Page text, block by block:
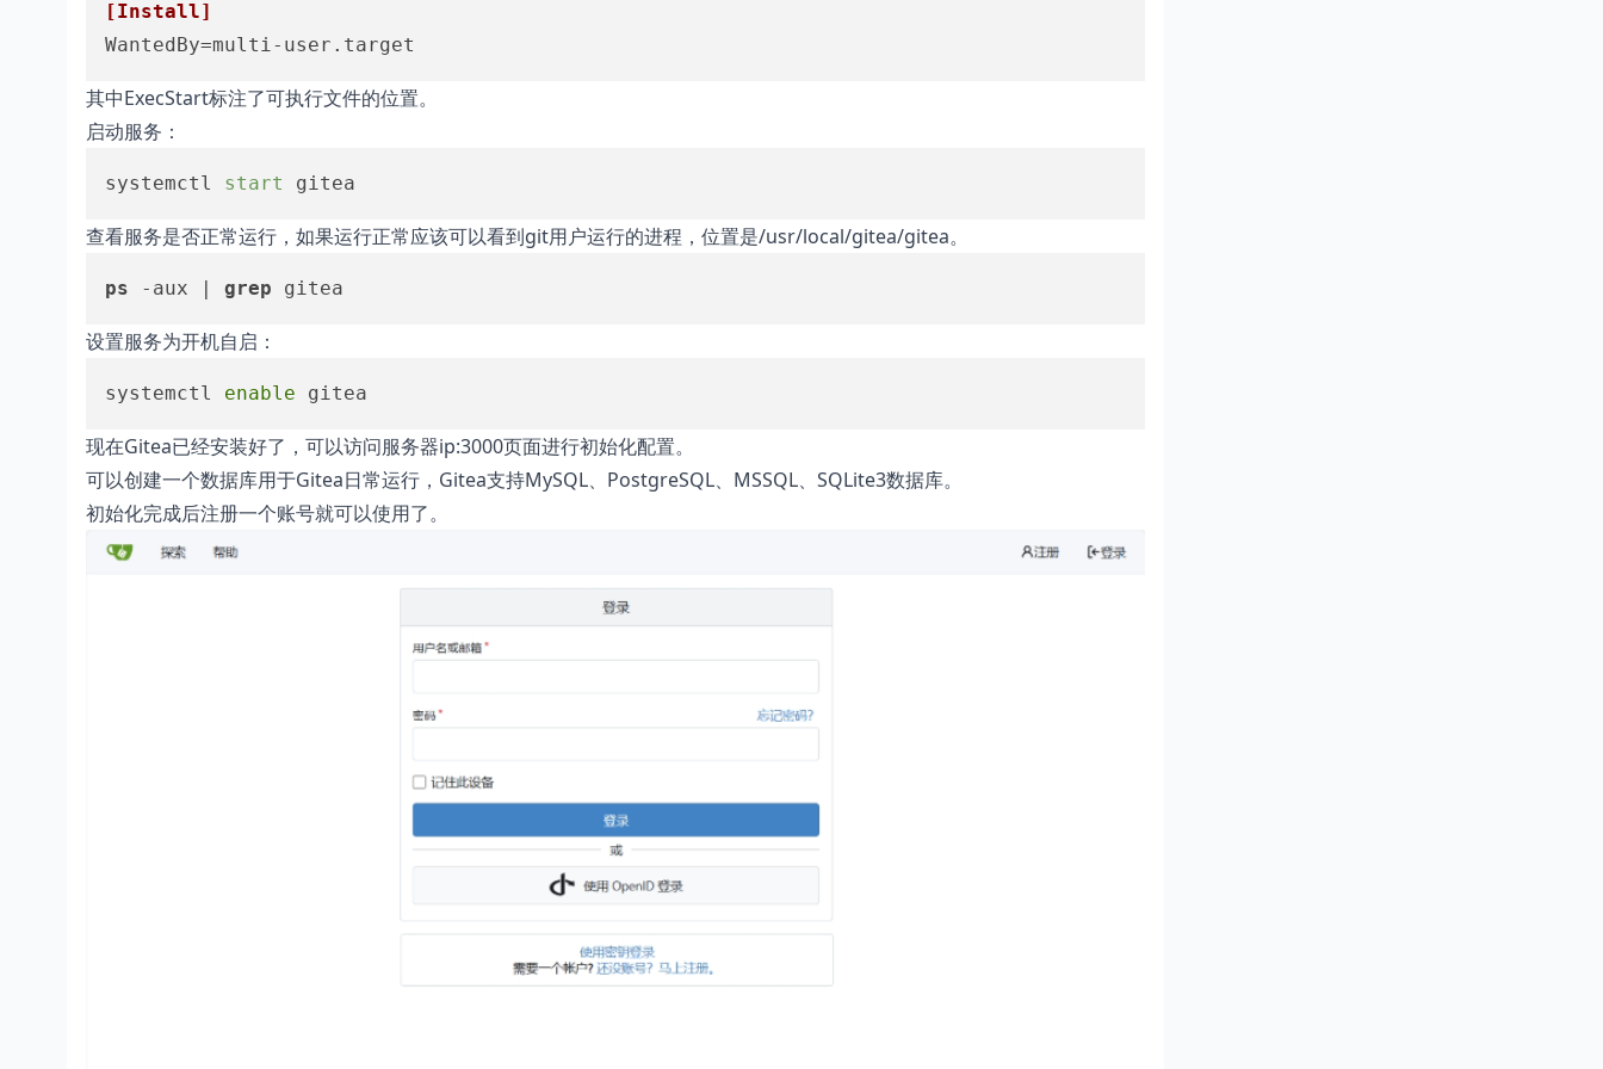
[Install]
WantedBy=multi-user.target
其中ExecStart标注了可执行文件的位置。
启动服务：
systemctl start gitea
查看服务是否正常运行，如果运行正常应该可以看到git用户运行的进程，位置是/usr/local/gitea/gitea。
ps -aux | grep gitea
设置服务为开机自启：
systemctl enable gitea
现在Gitea已经安装好了，可以访问服务器ip:3000页面进行初始化配置。
可以创建一个数据库用于Gitea日常运行，Gitea支持MySQL、PostgreSQL、MSSQL、SQLite3数据库。
初始化完成后注册一个账号就可以使用了。